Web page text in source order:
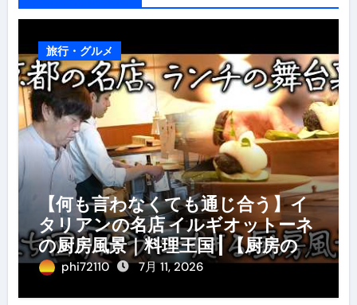
旅行・グルメ
【何も言わなくても通じ合う】イ
タリアンの名店 イルギオットーネ
の厨房風景｜料理王国 | 【厨房の世
界】【イタリアン】【営業風景】
phi72110 7月 11, 2026